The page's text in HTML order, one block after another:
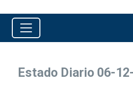
Estado Diario 06-